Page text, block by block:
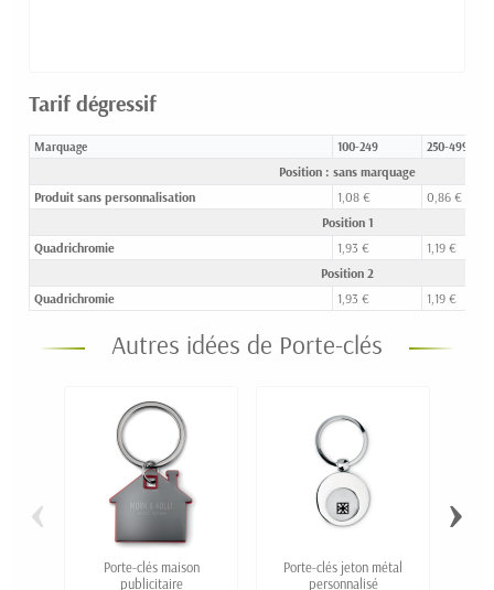
Tarif dégressif
Marquage 100-249 250-499
Position : sans marquage
Produit sans personnalisation
1,08 €
0,86 €
Position 1
Quadrichromie
1,93 €
1,19 €
Position 2
Quadrichromie
1,93 € 1,19 €
Autres idées de Porte-clés
Porte-clés maison
publicitaire
Porte-clés jeton métal
personnalisé
‹ ›